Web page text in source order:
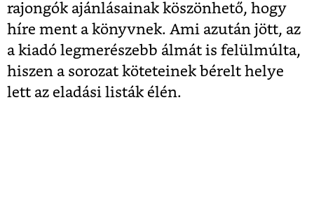
rajongók ajánlásainak köszönhető, hogy
híre ment a könyvnek. Ami azután jött, az
a kiadó legmerészebb álmát is felülmúlta,
hiszen a sorozat köteteinek bérelt helye
lett az eladási listák élén.